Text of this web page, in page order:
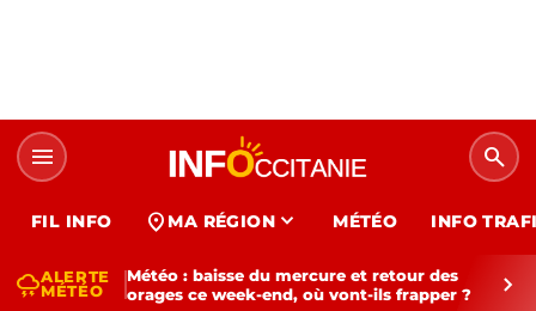
menu search
FIL INFO location_on MA RÉGION expand_more MÉTÉO INFO
thunderstormALERTE
MÉTÉO
Météo : baisse du mercure et retour des
orages ce week-end, où vont-ils frapper ?
chevron_right